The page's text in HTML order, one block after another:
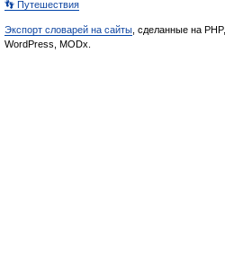
👣 Путешествия
Экспорт словарей на сайты , сделанные на PHP,
WordPress, MODx.